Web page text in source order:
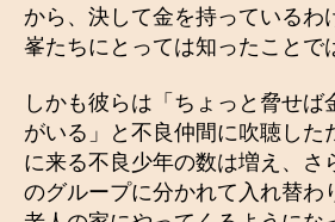
から、決して金を持っているわ
峯たちにとっては知ったことで
しかも彼らは「ちょっと脅せば
がいる」と不良仲間に吹聴した
に来る不良少年の数は増え、さ
のグループに分かれて入れ替わ